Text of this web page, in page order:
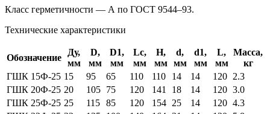
Класс герметичности — А по ГОСТ 9544–93.
Технические характеристики
Обозначение
Ду,
мм
D,
мм
D1,
мм
Lc,
мм
H,
мм
d,
мм
d1,
мм
L,
мм
Масса,
кг
ГШК 15Ф-25 15 95 65 110 110 14 14 120 2.3
ГШК 20Ф-25 20 105 75 120 141 18 14 120 3.0
ГШК 25Ф-25 25 115 85 120 154 25 14 120 4.3